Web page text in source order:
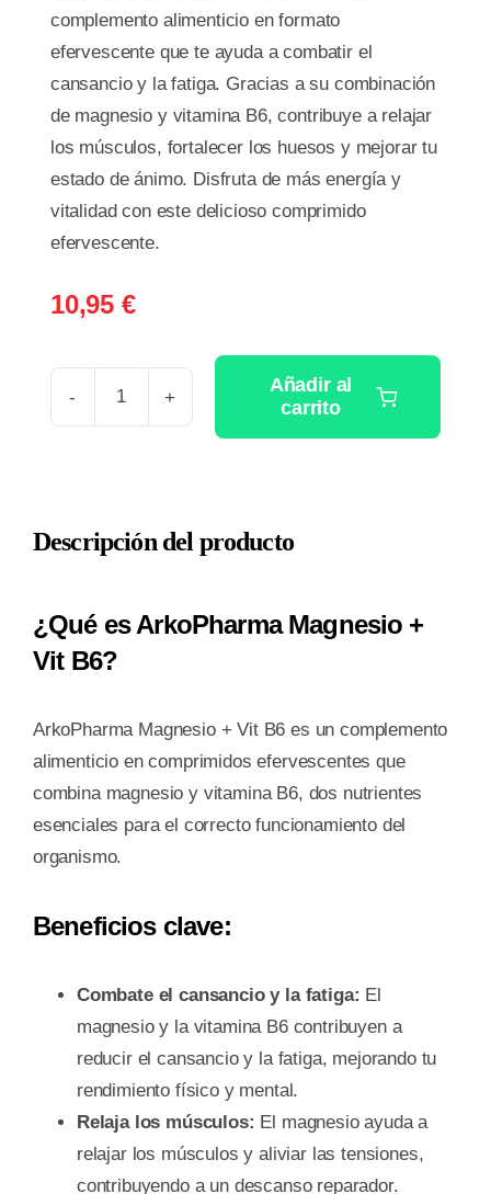
complemento alimenticio en formato
efervescente que te ayuda a combatir el
cansancio y la fatiga. Gracias a su combinación
de magnesio y vitamina B6, contribuye a relajar
los músculos, fortalecer los huesos y mejorar tu
estado de ánimo. Disfruta de más energía y
vitalidad con este delicioso comprimido
efervescente.
10,95 €
MAGNESIO
B6
21
PACK
cantidad
Añadir al
carrito
Descripción del producto
¿Qué es ArkoPharma Magnesio +
Vit B6?
ArkoPharma Magnesio + Vit B6 es un complemento
alimenticio en comprimidos efervescentes que
combina magnesio y vitamina B6, dos nutrientes
esenciales para el correcto funcionamiento del
organismo.
Beneficios clave:
Combate el cansancio y la fatiga: El
magnesio y la vitamina B6 contribuyen a
reducir el cansancio y la fatiga, mejorando tu
rendimiento físico y mental.
Relaja los músculos: El magnesio ayuda a
relajar los músculos y aliviar las tensiones,
contribuyendo a un descanso reparador.